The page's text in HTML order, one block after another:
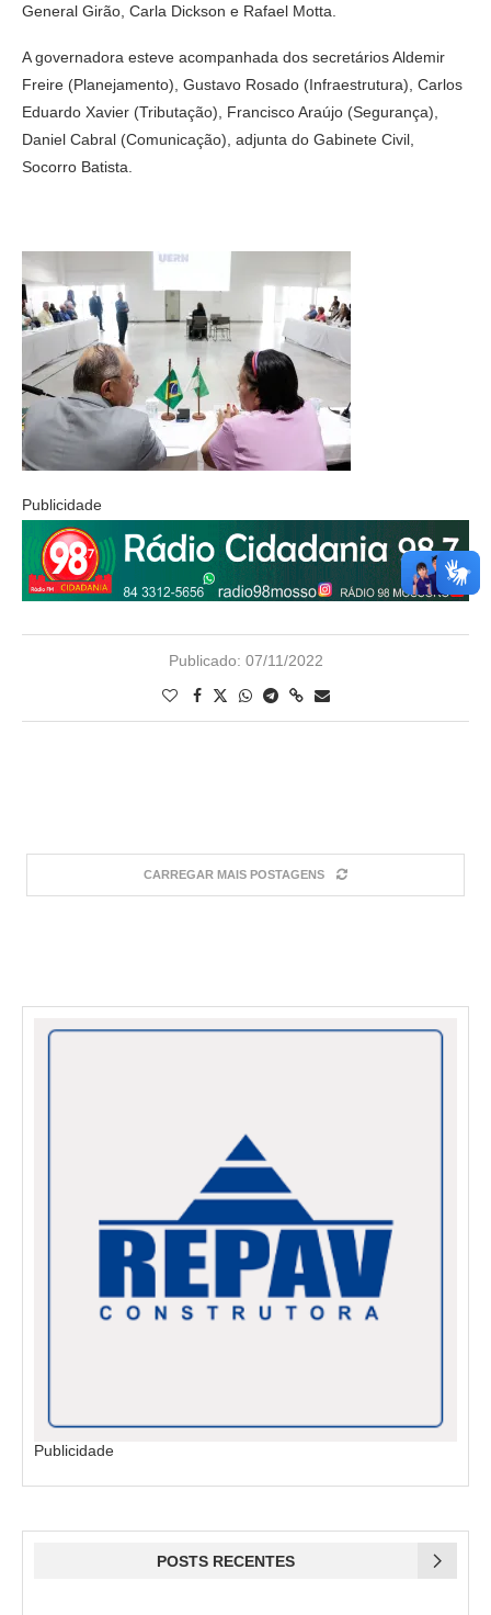
General Girão, Carla Dickson e Rafael Motta.
A governadora esteve acompanhada dos secretários Aldemir
Freire (Planejamento), Gustavo Rosado (Infraestrutura), Carlos
Eduardo Xavier (Tributação), Francisco Araújo (Segurança),
Daniel Cabral (Comunicação), adjunta do Gabinete Civil,
Socorro Batista.
Publicidade
Publicado: 07/11/2022
CARREGAR MAIS POSTAGENS
Publicidade
POSTS RECENTES